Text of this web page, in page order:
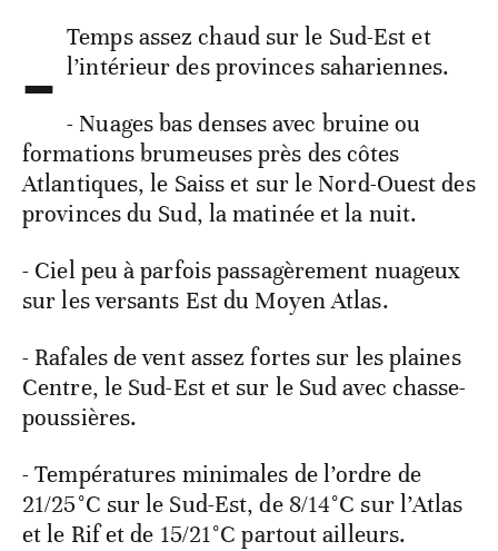
- Temps assez chaud sur le Sud-Est et
l’intérieur des provinces sahariennes.
- Nuages bas denses avec bruine ou
formations brumeuses près des côtes
Atlantiques, le Saiss et sur le Nord-Ouest des
provinces du Sud, la matinée et la nuit.
- Ciel peu à parfois passagèrement nuageux
sur les versants Est du Moyen Atlas.
- Rafales de vent assez fortes sur les plaines
Centre, le Sud-Est et sur le Sud avec chasse-
poussières.
- Températures minimales de l’ordre de
21/25°C sur le Sud-Est, de 8/14°C sur l’Atlas
et le Rif et de 15/21°C partout ailleurs.